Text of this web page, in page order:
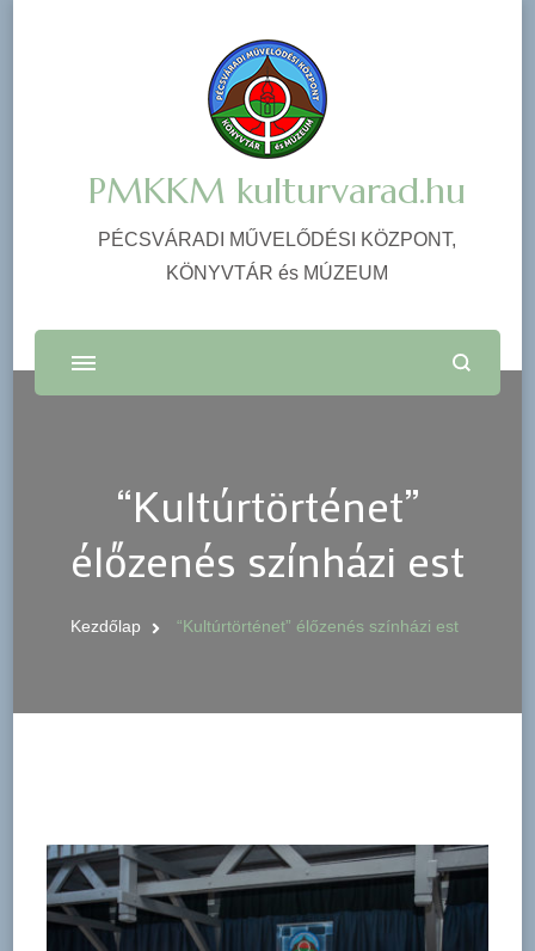
PMKKM kulturvarad.hu
PÉCSVÁRADI MŰVELŐDÉSI KÖZPONT,
KÖNYVTÁR és MÚZEUM
“Kultúrtörténet”
élőzenés színházi est
Kezdőlap “Kultúrtörténet” élőzenés színházi est